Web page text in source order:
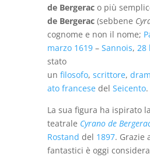
de Bergerac o più
de Bergerac (sebbene
cognome e non il nome;
marzo 1619 – Sannois, 28
stato
un filosofo, scrittore,
ato francese del Seicento.
La sua figura ha ispirato
teatrale Cyrano de
Rostand del 1897. Grazie
fantastici è oggi